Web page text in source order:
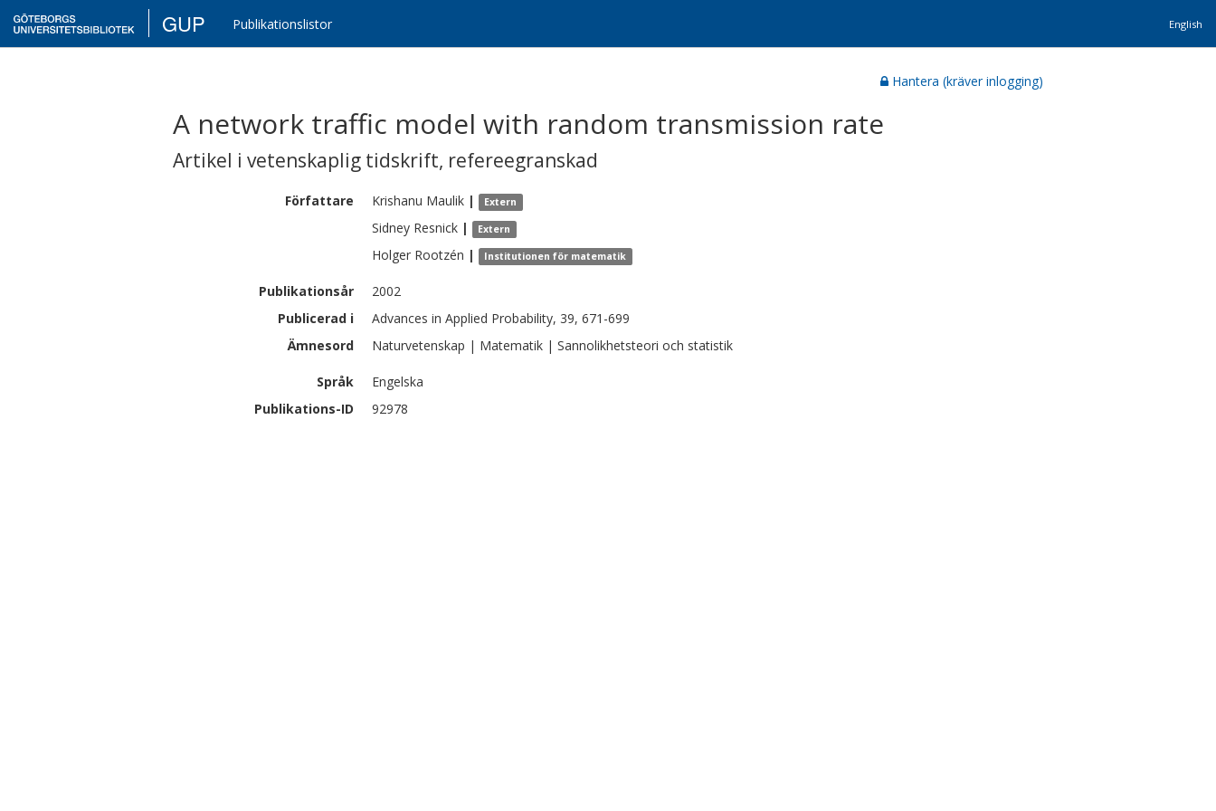
GUP Publikationslistor English
Hantera (kräver inlogging)
A network traffic model with random transmission rate
Artikel i vetenskaplig tidskrift, refereegranskad
Författare Krishanu Maulik | Extern
Sidney Resnick | Extern
Holger Rootzén | Institutionen för matematik
Publikationsår
2002
Publicerad i
Advances in Applied Probability, 39, 671-699
Ämnesord
Naturvetenskap | Matematik | Sannolikhetsteori och statistik
Språk
Engelska
Publikations-ID
92978